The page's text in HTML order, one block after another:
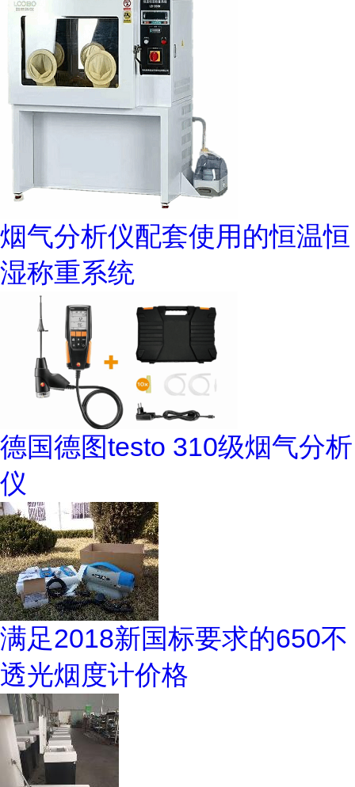
烟气分析仪配套使用的恒温恒
湿称重系统
德国德图testo 310级烟气分析
仪
满足2018新国标要求的650不
透光烟度计价格